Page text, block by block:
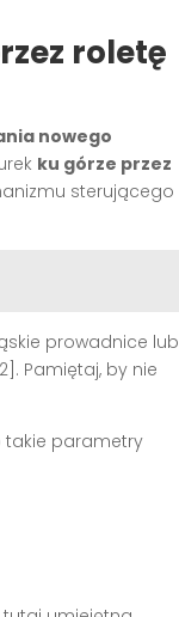
roletę
nowego
ku górze przez
sterującego
prowadnice lub
. Pamiętaj, by nie
takie parametry